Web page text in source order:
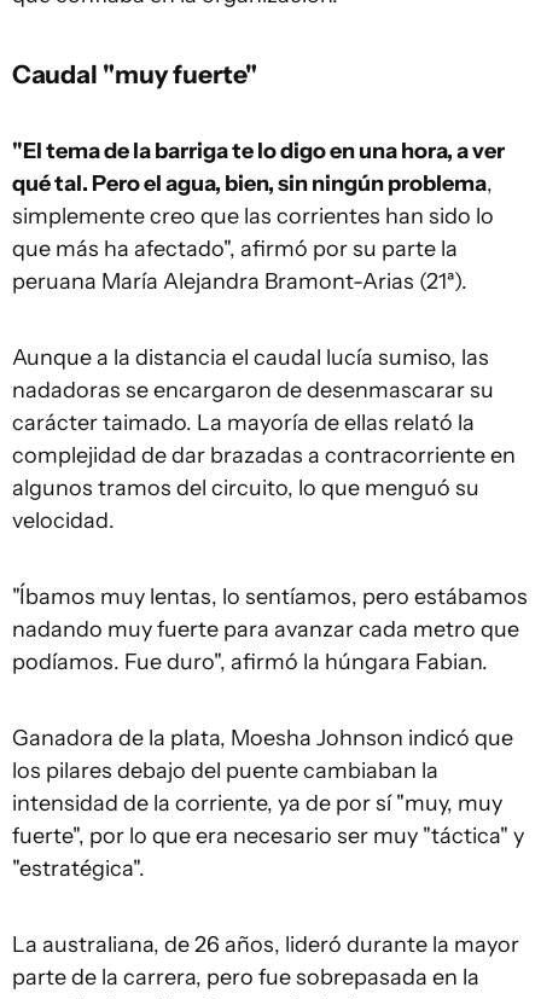
Caudal "muy fuerte"
"El tema de la barriga te lo digo en una hora, a ver
qué tal. Pero el agua, bien, sin ningún problema,
simplemente creo que las corrientes han sido lo
que más ha afectado", afirmó por su parte la
peruana María Alejandra Bramont-Arias (21ª).
Aunque a la distancia el caudal lucía sumiso, las
nadadoras se encargaron de desenmascarar su
carácter taimado. La mayoría de ellas relató la
complejidad de dar brazadas a contracorriente en
algunos tramos del circuito, lo que menguó su
velocidad.
"Íbamos muy lentas, lo sentíamos, pero estábamos
nadando muy fuerte para avanzar cada metro que
podíamos. Fue duro", afirmó la húngara Fabian.
Ganadora de la plata, Moesha Johnson indicó que
los pilares debajo del puente cambiaban la
intensidad de la corriente, ya de por sí "muy, muy
fuerte", por lo que era necesario ser muy "táctica" y
"estratégica".
La australiana, de 26 años, lideró durante la mayor
parte de la carrera, pero fue sobrepasada en la